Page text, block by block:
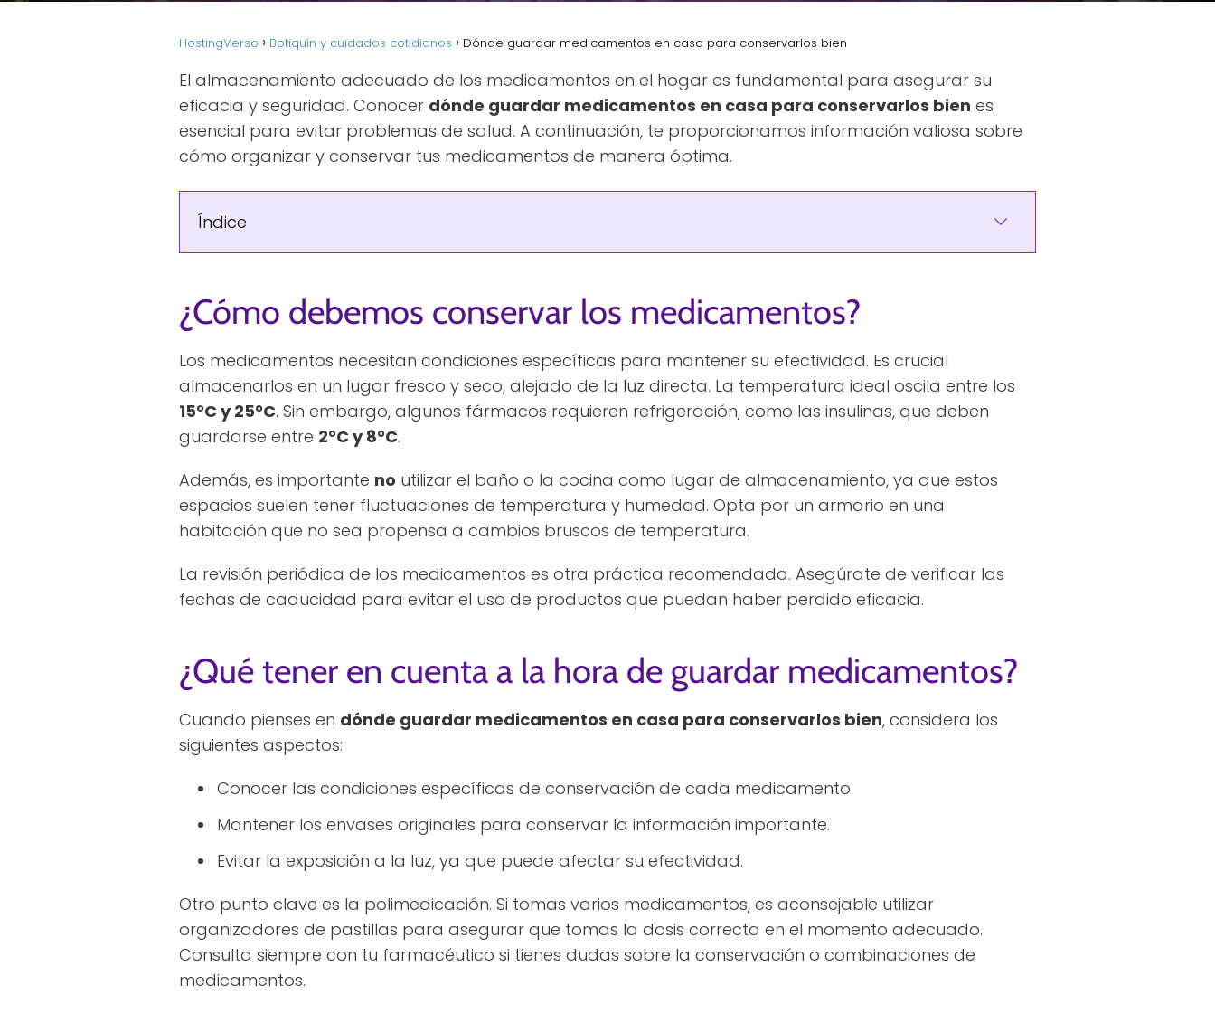
HostingVerso Botiquín y cuidados cotidianos Dónde guardar medicamentos en casa para conservarlos bien
El almacenamiento adecuado de los medicamentos en el hogar es fundamental para asegurar su
eficacia y seguridad. Conocer dónde guardar medicamentos en casa para conservarlos bien es
esencial para evitar problemas de salud. A continuación, te proporcionamos información valiosa sobre
cómo organizar y conservar tus medicamentos de manera óptima.
Índice
¿Cómo debemos conservar los medicamentos?
Los medicamentos necesitan condiciones específicas para mantener su efectividad. Es crucial
almacenarlos en un lugar fresco y seco, alejado de la luz directa. La temperatura ideal oscila entre los
15°C y 25°C. Sin embargo, algunos fármacos requieren refrigeración, como las insulinas, que deben
guardarse entre 2°C y 8°C.
Además, es importante no utilizar el baño o la cocina como lugar de almacenamiento, ya que estos
espacios suelen tener fluctuaciones de temperatura y humedad. Opta por un armario en una
habitación que no sea propensa a cambios bruscos de temperatura.
La revisión periódica de los medicamentos es otra práctica recomendada. Asegúrate de verificar las
fechas de caducidad para evitar el uso de productos que puedan haber perdido eficacia.
¿Qué tener en cuenta a la hora de guardar medicamentos?
Cuando pienses en dónde guardar medicamentos en casa para conservarlos bien, considera los
siguientes aspectos:
Conocer las condiciones específicas de conservación de cada medicamento.
Mantener los envases originales para conservar la información importante.
Evitar la exposición a la luz, ya que puede afectar su efectividad.
Otro punto clave es la polimedicación. Si tomas varios medicamentos, es aconsejable utilizar
organizadores de pastillas para asegurar que tomas la dosis correcta en el momento adecuado.
Consulta siempre con tu farmacéutico si tienes dudas sobre la conservación o combinaciones de
medicamentos.